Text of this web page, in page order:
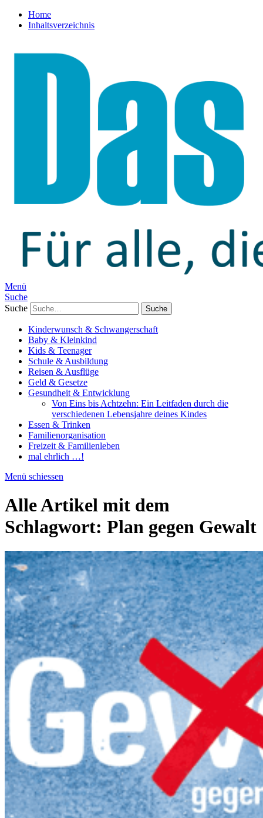
Home
Inhaltsverzeichnis
Menü
Suche
Suche
Kinderwunsch & Schwangerschaft
Baby & Kleinkind
Kids & Teenager
Schule & Ausbildung
Reisen & Ausflüge
Geld & Gesetze
Gesundheit & Entwicklung
Von Eins bis Achtzehn: Ein Leitfaden durch die
verschiedenen Lebensjahre deines Kindes
Essen & Trinken
Familienorganisation
Freizeit & Familienleben
mal ehrlich …!
Menü schiessen
Alle Artikel mit dem
Schlagwort: Plan gegen Gewalt